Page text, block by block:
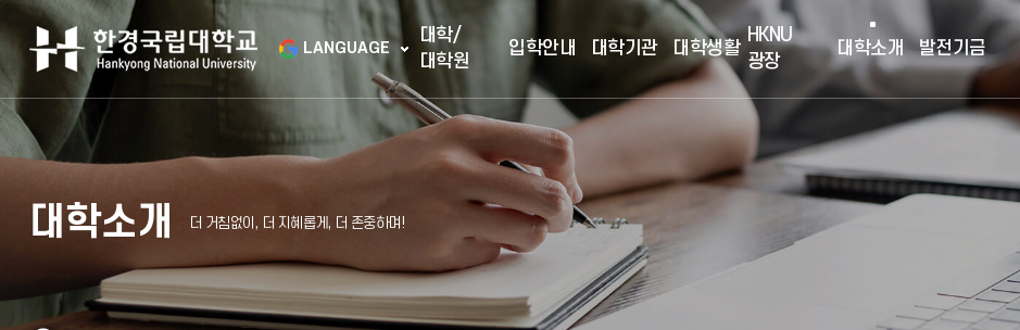
LANGUAGE
대학/
대학원
입학안내 대학기관 대학생활
HKNU
광장
대학소개 발전기금
대학소개